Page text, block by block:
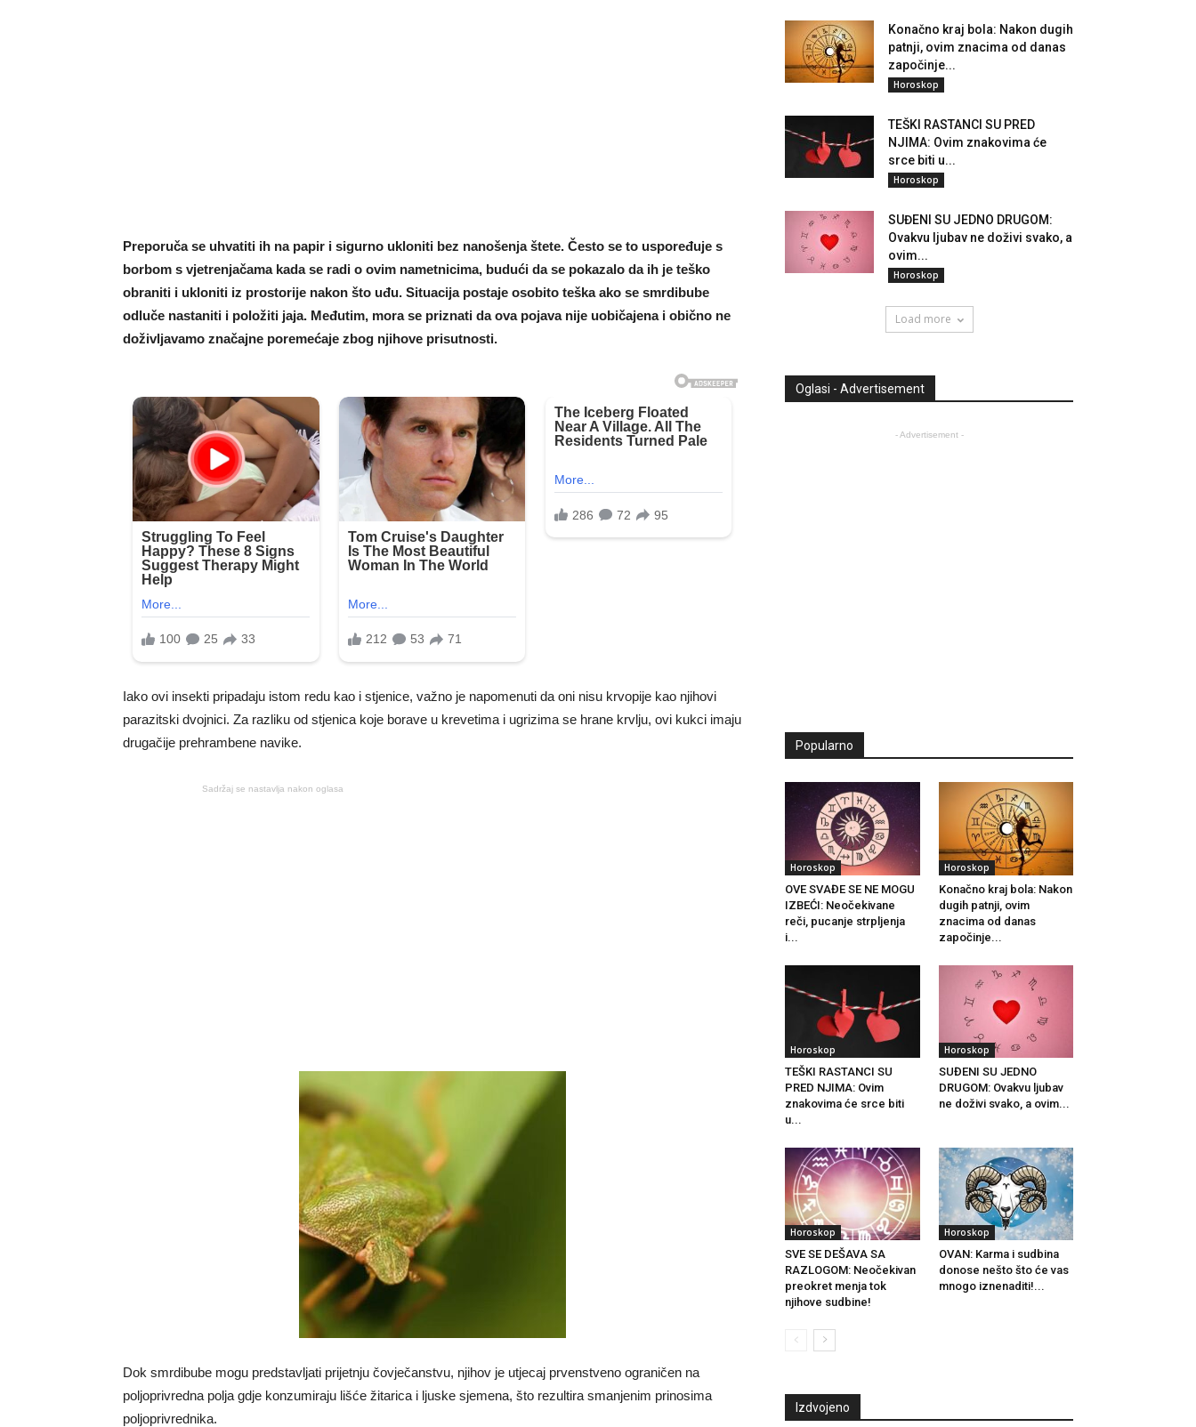
Preporuča se uhvatiti ih na papir i sigurno ukloniti bez nanošenja štete. Često se to uspoređuje s
borbom s vjetrenjačama kada se radi o ovim nametnicima, budući da se pokazalo da ih je teško
obraniti i ukloniti iz prostorije nakon što uđu. Situacija postaje osobito teška ako se smrdibube
odluče nastaniti i položiti jaja. Međutim, mora se priznati da ova pojava nije uobičajena i obično ne
doživljavamo značajne poremećaje zbog njihove prisutnosti.
Iako ovi insekti pripadaju istom redu kao i stjenice, važno je napomenuti da oni nisu krvopije kao njihovi
parazitski dvojnici. Za razliku od stjenica koje borave u krevetima i ugrizima se hrane krvlju, ovi kukci imaju
drugačije prehrambene navike.
Sadržaj se nastavlja nakon oglasa
Dok smrdibube mogu predstavljati prijetnju čovječanstvu, njihov je utjecaj prvenstveno ograničen na
poljoprivredna polja gdje konzumiraju lišće žitarica i ljuske sjemena, što rezultira smanjenim prinosima
poljoprivrednika.
Konačno kraj bola: Nakon dugih
patnji, ovim znacima od danas
započinje...
Horoskop
TEŠKI RASTANCI SU PRED
NJIMA: Ovim znakovima će
srce biti u...
Horoskop
SUĐENI SU JEDNO DRUGOM:
Ovakvu ljubav ne doživi svako, a
ovim...
Horoskop
Load more
Oglasi - Advertisement
- Advertisement -
Popularno
Horoskop
OVE SVAĐE SE NE MOGU
IZBEĆI: Neočekivane
reči, pucanje strpljenja
i...
Horoskop
Konačno kraj bola: Nakon
dugih patnji, ovim
znacima od danas
započinje...
Horoskop
TEŠKI RASTANCI SU
PRED NJIMA: Ovim
znakovima će srce biti
u...
Horoskop
SUĐENI SU JEDNO
DRUGOM: Ovakvu ljubav
ne doživi svako, a ovim...
Horoskop
SVE SE DEŠAVA SA
RAZLOGOM: Neočekivan
preokret menja tok
njihove sudbine!
Horoskop
OVAN: Karma i sudbina
donose nešto što će vas
mnogo iznenaditi!...
Izdvojeno